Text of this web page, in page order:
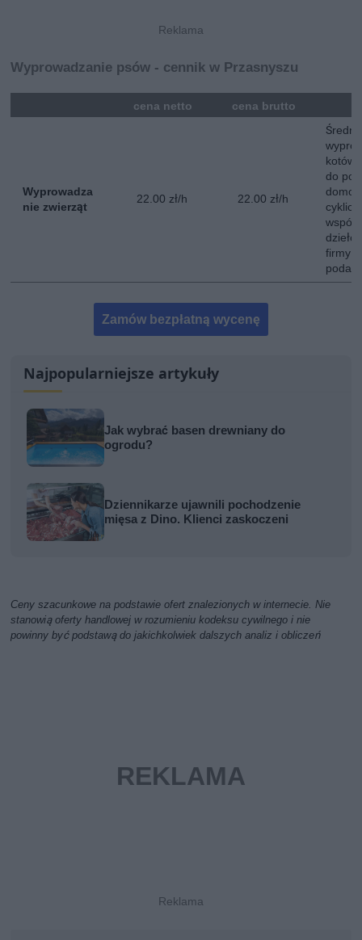
Wyprowadzanie psów - cennik w Przasnyszu
cena netto cena brutto
Wyprowadza
nie zwierząt
22.00 zł/h 22.00 zł/h
kotów.
do
firmy
Zamów bezpłatną wycenę
Najpopularniejsze artykuły
Jak wybrać basen drewniany do
ogrodu?
Dziennikarze ujawnili pochodzenie
mięsa z Dino. Klienci zaskoczeni
Ceny szacunkowe na podstawie ofert znalezionych w internecie. Nie
stanowią oferty handlowej w rozumieniu kodeksu cywilnego i nie
powinny być podstawą do jakichkolwiek dalszych analiz i obliczeń